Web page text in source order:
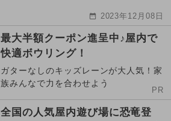
2023年12月08日
最大半額クーポン進呈中♪屋内で
快適ボウリング！
ガターなしのキッズレーンが大人気！家
族みんなで力を合わせよう
PR
全国の人気屋内遊び場に恐竜登